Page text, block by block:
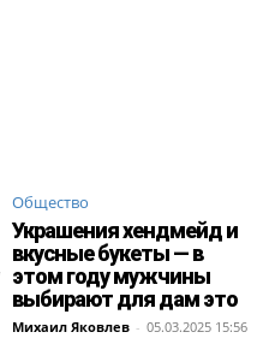
Общество
Украшения хендмейд и
вкусные букеты — в
этом году мужчины
выбирают для дам это
Михаил Яковлев - 05.03.2025 15:56